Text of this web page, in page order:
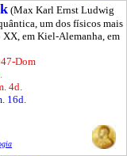
(Max Karl Ernst Ludwig
um dos físicos mais
em Kiel-Alemanha, em
Dom
4d.
16d.